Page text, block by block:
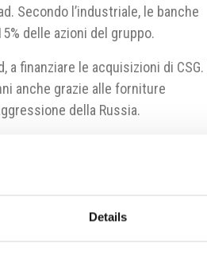
Details
Secondo l’industriale, le banche
delle azioni del gruppo.
a finanziare le acquisizioni di CSG.
anche grazie alle forniture
della Russia.
#investimenti